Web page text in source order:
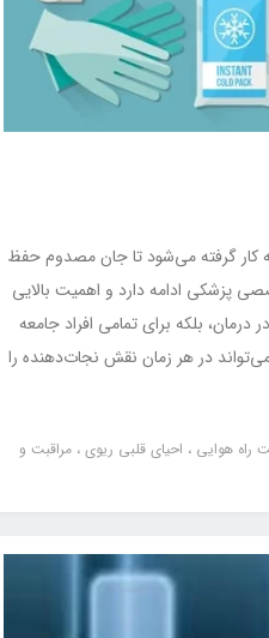
شرایط اضطراری
کار گرفته می‌شود تا جان مصدوم حفظ
پزشکی ادامه دارد و اهمیت بالایی
بلکه برای تمامی افراد جامعه
در هر زمان نقش نجات‌دهنده را
راه هوایی احیای قلبی ریوی مراقبت و